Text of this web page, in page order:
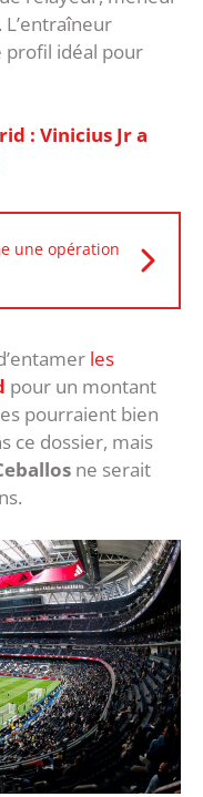
profil idéal pour
: Vinicius Jr a
une opération
les
pour un montant
pourraient bien
ce dossier, mais
ne serait